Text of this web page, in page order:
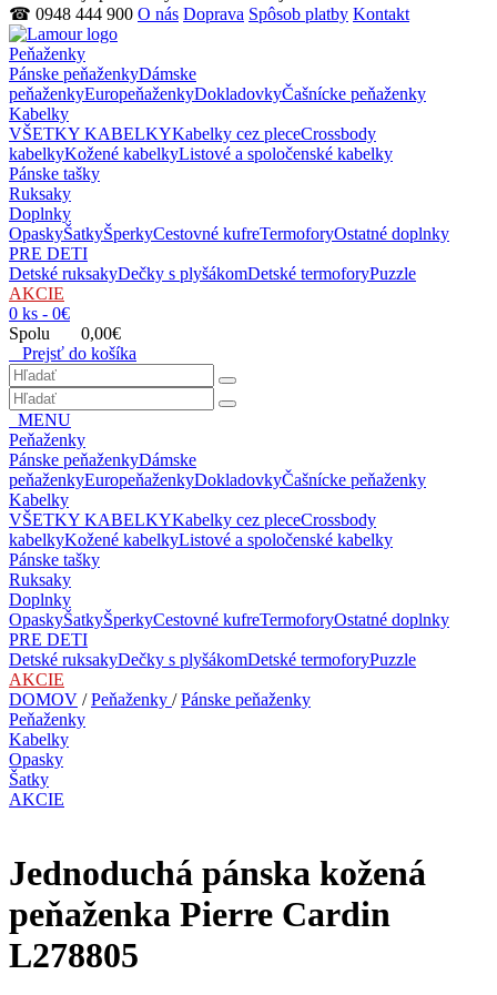
☎ 0948 444 900 O nás Doprava Spôsob platby Kontakt
Peňaženky
Pánske peňaženkyDámske
peňaženkyEuropeňaženkyDokladovkyČašnícke peňaženky
Kabelky
VŠETKY KABELKYKabelky cez pleceCrossbody
kabelkyKožené kabelkyListové a spoločenské kabelky
Pánske tašky
Ruksaky
Doplnky
OpaskyŠatkyŠperkyCestovné kufreTermoforyOstatné doplnky
PRE DETI
Detské ruksakyDečky s plyšákomDetské termoforyPuzzle
AKCIE
0 ks - 0€
Spolu 0,00€
Prejsť do košíka
MENU
Peňaženky
Pánske peňaženkyDámske
peňaženkyEuropeňaženkyDokladovkyČašnícke peňaženky
Kabelky
VŠETKY KABELKYKabelky cez pleceCrossbody
kabelkyKožené kabelkyListové a spoločenské kabelky
Pánske tašky
Ruksaky
Doplnky
OpaskyŠatkyŠperkyCestovné kufreTermoforyOstatné doplnky
PRE DETI
Detské ruksakyDečky s plyšákomDetské termoforyPuzzle
AKCIE
DOMOV /Peňaženky /Pánske peňaženky
Peňaženky
Kabelky
Opasky
Šatky
AKCIE
Jednoduchá pánska kožená
peňaženka Pierre Cardin
L278805